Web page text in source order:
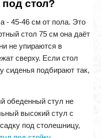
стол?
- 45-46 см от пола. Это
стол 75 см она даёт
не упираются в
сверху. Если стол
сиденья подбирают так,
обеденный стул не
высокий стул с
под столешницу,